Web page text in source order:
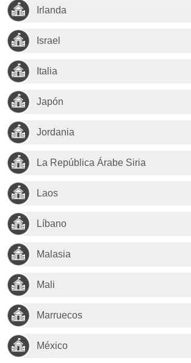
Irlanda
Israel
Italia
Japón
Jordania
La República Árabe Siria
Laos
Líbano
Malasia
Mali
Marruecos
México